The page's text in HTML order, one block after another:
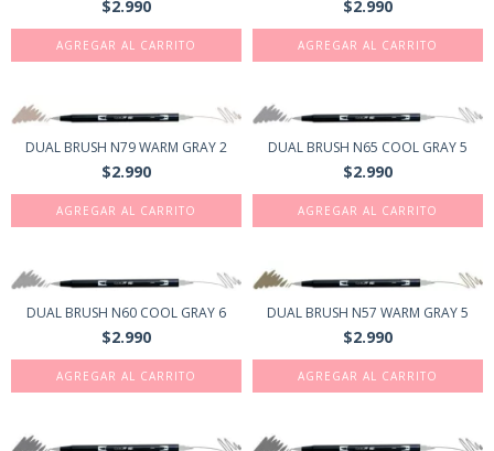
$2.990 $2.990
DUAL BRUSH N79 WARM GRAY 2
$2.990
DUAL BRUSH N65 COOL GRAY 5
$2.990
DUAL BRUSH N60 COOL GRAY 6
$2.990
DUAL BRUSH N57 WARM GRAY 5
$2.990